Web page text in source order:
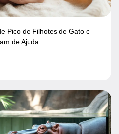
Pico de Filhotes de Gato e
de Ajuda